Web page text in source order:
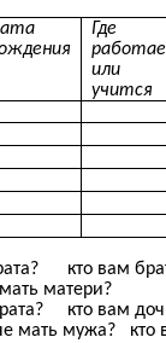
Где
или
учится
кто вам
матери?
кто вам
мать мужа? кто